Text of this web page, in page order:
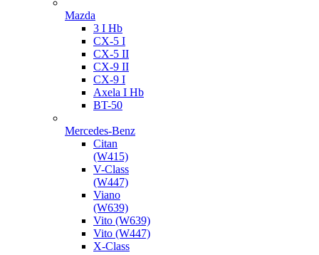
Mazda
3 I Hb
CX-5 I
CX-5 II
CX-9 II
CX-9 I
Axela I Hb
BT-50
Mercedes-Benz
Citan
(W415)
V-Class
(W447)
Viano
(W639)
Vito (W639)
Vito (W447)
X-Class